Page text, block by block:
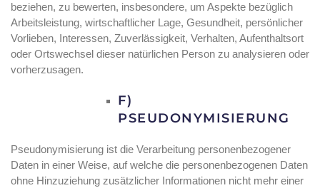
beziehen, zu bewerten, insbesondere, um Aspekte bezüglich
Arbeitsleistung, wirtschaftlicher Lage, Gesundheit, persönlicher
Vorlieben, Interessen, Zuverlässigkeit, Verhalten, Aufenthaltsort
oder Ortswechsel dieser natürlichen Person zu analysieren oder
vorherzusagen.
F)
PSEUDONYMISIERUNG
Pseudonymisierung ist die Verarbeitung personenbezogener
Daten in einer Weise, auf welche die personenbezogenen Daten
ohne Hinzuziehung zusätzlicher Informationen nicht mehr einer